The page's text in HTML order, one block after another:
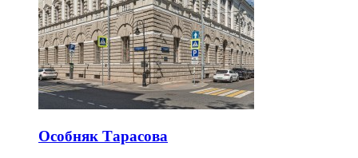
Особняк Тарасова